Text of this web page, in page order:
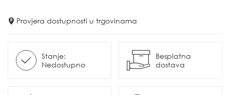
Provjera dostupnosti u trgovinama
Stanje:
Nedostupno
Besplatna
dostava